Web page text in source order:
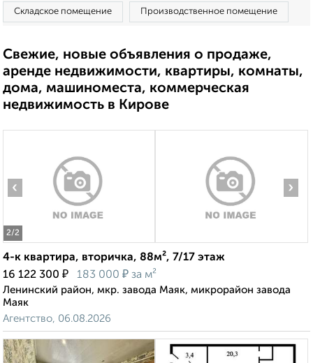
Складское помещение Производственное помещение
Свежие, новые объявления о продаже,
аренде недвижимости, квартиры, комнаты,
дома, машиноместа, коммерческая
недвижимость в Кирове
2/2
‹ ›
4-к квартира, вторичка, 88м², 7/17 этаж
16 122 300 ₽ 183 000 ₽ за м²
Ленинский район, мкр. завода Маяк, микрорайон завода
Маяк
Агентство, 06.08.2026